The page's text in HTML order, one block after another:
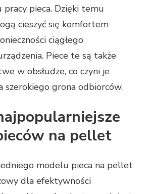
pracy pieca. Dzięki temu
cieszyć się komfortem
ciągłego
Piece te są także
w obsłudze, co czyni je
szerokiego grona odbiorców.
na pellet
modelu pieca na pellet
dla efektywności